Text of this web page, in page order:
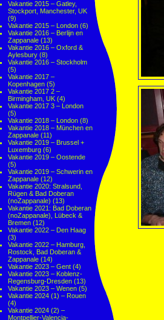
Vakantie 2015 – Gatley,
Stockport, Manchester, UK
(9)
Vakantie 2015 – London (6)
Vakantie 2016 – Berlijn en
Zappanale (13)
Vakantie 2016 – Oxford &
Aylesbury (8)
Vakantie 2016 – Stockholm
(5)
Vakantie 2017 –
Kopenhagen (5)
Vakantie 2017 2 –
Birmingham, UK (4)
Vakantie 2017 3 – London
(5)
Vakantie 2018 – London (8)
Vakantie 2018 – München en
Zappanale (11)
Vakantie 2019 – Brussel +
Luxemburg (6)
Vakantie 2019 – Oostende
(5)
Vakantie 2019 – Schwerin en
Zappanale (12)
Vakantie 2020: Stralsund,
Rügen & Bad Doberan
(noZappanale) (13)
Vakantie 2021: Bad Doberan
(noZappanale), Lübeck &
Bremen (12)
Vakantie 2022 – Den Haag
(3)
Vakantie 2022 – Hamburg,
Rostock, Bad Doberan &
Zappanale (14)
Vakantie 2023 – Gent (4)
Vakantie 2023 – Koblenz-
Regensburg-Dresden (13)
Vakantie 2023 – Wenen (5)
Vakantie 2024 (1) – Rouen
(4)
Vakantie 2024 (2) –
Montpellier-Valencia-